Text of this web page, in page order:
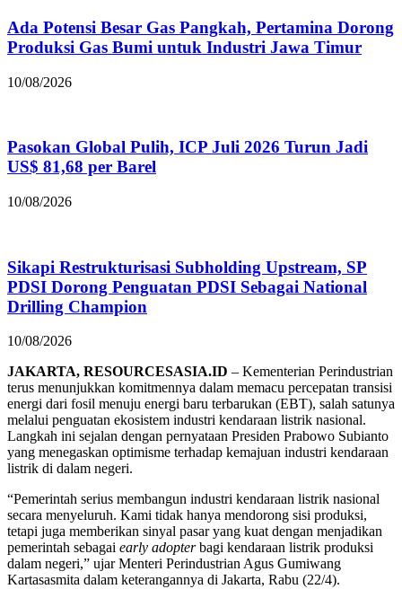
Ada Potensi Besar Gas Pangkah, Pertamina Dorong
Produksi Gas Bumi untuk Industri Jawa Timur
10/08/2026
Pasokan Global Pulih, ICP Juli 2026 Turun Jadi
US$ 81,68 per Barel
10/08/2026
Sikapi Restrukturisasi Subholding Upstream, SP
PDSI Dorong Penguatan PDSI Sebagai National
Drilling Champion
10/08/2026
JAKARTA, RESOURCESASIA.ID – Kementerian Perindustrian
terus menunjukkan komitmennya dalam memacu percepatan transisi
energi dari fosil menuju energi baru terbarukan (EBT), salah satunya
melalui penguatan ekosistem industri kendaraan listrik nasional.
Langkah ini sejalan dengan pernyataan Presiden Prabowo Subianto
yang menegaskan optimisme terhadap kemajuan industri kendaraan
listrik di dalam negeri.
“Pemerintah serius membangun industri kendaraan listrik nasional
secara menyeluruh. Kami tidak hanya mendorong sisi produksi,
tetapi juga memberikan sinyal pasar yang kuat dengan menjadikan
pemerintah sebagai early adopterbagi kendaraan listrik produksi
dalam negeri,” ujar Menteri Perindustrian Agus Gumiwang
Kartasasmita dalam keterangannya di Jakarta, Rabu (22/4).